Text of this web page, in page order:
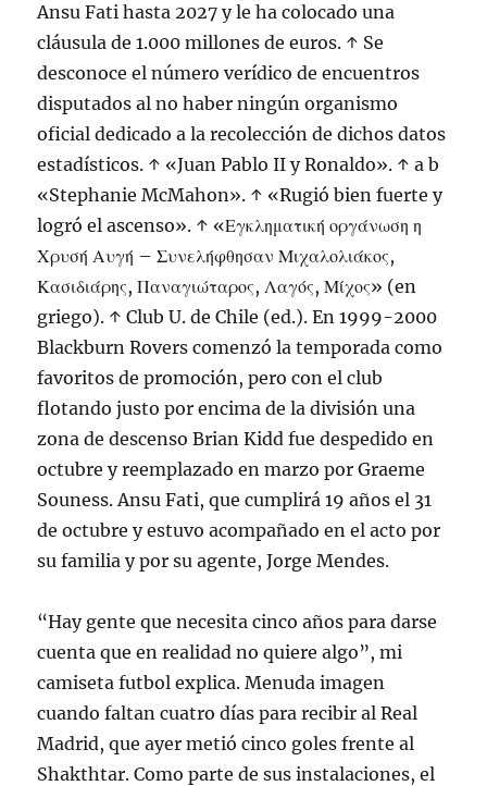
Ansu Fati hasta 2027 y le ha colocado una
cláusula de 1.000 millones de euros. ↑ Se
desconoce el número verídico de encuentros
disputados al no haber ningún organismo
oficial dedicado a la recolección de dichos datos
estadísticos. ↑ «Juan Pablo II y Ronaldo». ↑ a b
«Stephanie McMahon». ↑ «Rugió bien fuerte y
logró el ascenso». ↑ «Εγκληματική οργάνωση η
Χρυσή Αυγή – Συνελήφθησαν Μιχαλολιάκος,
Κασιδιάρης, Παναγιώταρος, Λαγός, Μίχος» (en
griego). ↑ Club U. de Chile (ed.). En 1999-2000
Blackburn Rovers comenzó la temporada como
favoritos de promoción, pero con el club
flotando justo por encima de la división una
zona de descenso Brian Kidd fue despedido en
octubre y reemplazado en marzo por Graeme
Souness. Ansu Fati, que cumplirá 19 años el 31
de octubre y estuvo acompañado en el acto por
su familia y por su agente, Jorge Mendes.
“Hay gente que necesita cinco años para darse
cuenta que en realidad no quiere algo”, mi
camiseta futbol explica. Menuda imagen
cuando faltan cuatro días para recibir al Real
Madrid, que ayer metió cinco goles frente al
Shakthtar. Como parte de sus instalaciones, el